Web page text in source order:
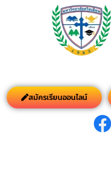
สมัครเรียนออนไลน์